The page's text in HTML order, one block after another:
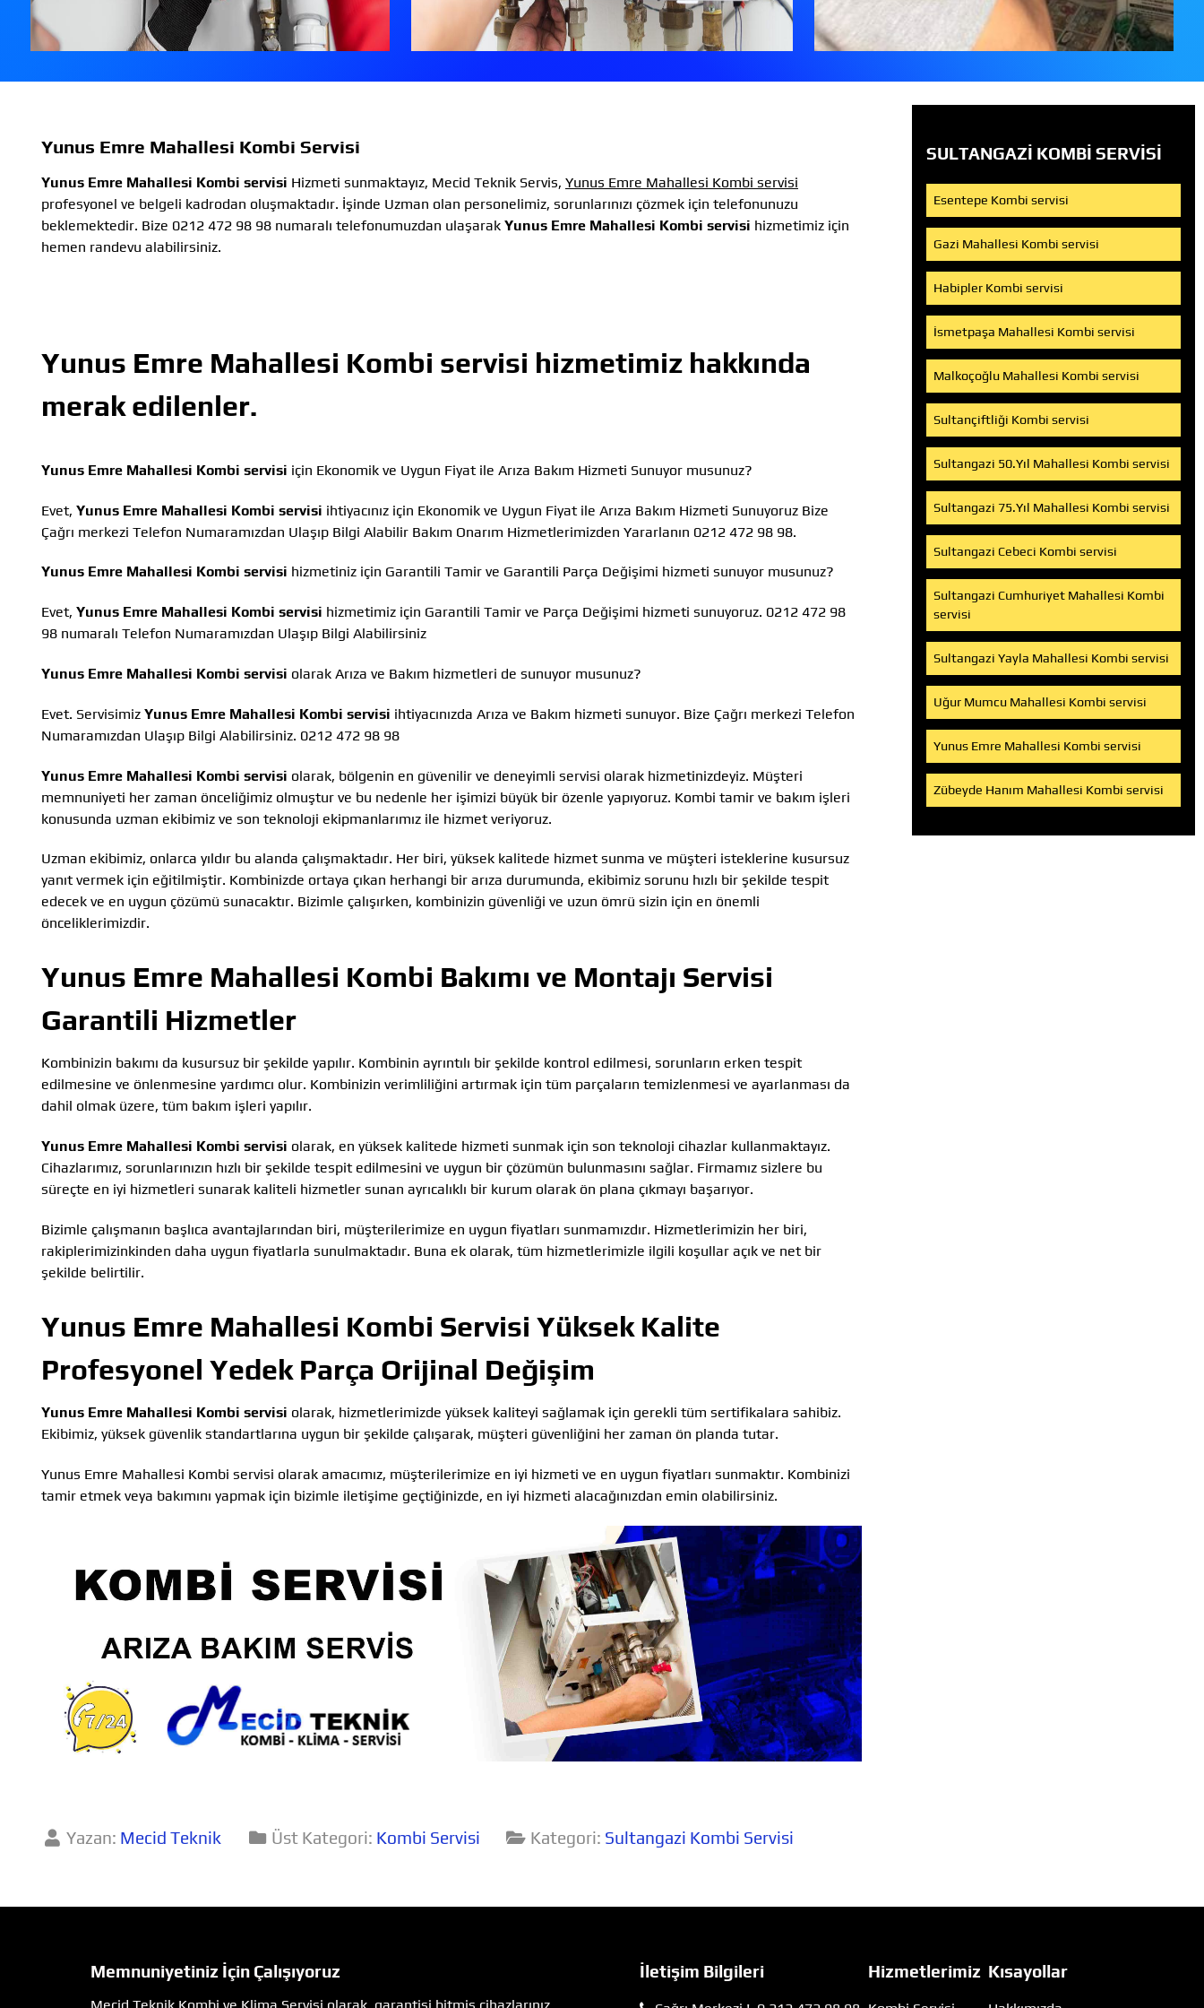
Yunus Emre Mahallesi Kombi Servisi
Yunus Emre Mahallesi Kombi servisi Hizmeti sunmaktayız, Mecid Teknik Servis, Yunus Emre Mahallesi Kombi servisi
profesyonel ve belgeli kadrodan oluşmaktadır. İşinde Uzman olan personelimiz, sorunlarınızı çözmek için telefonunuzu
beklemektedir. Bize 0212 472 98 98 numaralı telefonumuzdan ulaşarak Yunus Emre Mahallesi Kombi servisi hizmetimiz için
hemen randevu alabilirsiniz.
Yunus Emre Mahallesi Kombi servisi hizmetimiz hakkında
merak edilenler.
Yunus Emre Mahallesi Kombi servisi için Ekonomik ve Uygun Fiyat ile Arıza Bakım Hizmeti Sunuyor musunuz?
Evet, Yunus Emre Mahallesi Kombi servisi ihtiyacınız için Ekonomik ve Uygun Fiyat ile Arıza Bakım Hizmeti Sunuyoruz Bize
Çağrı merkezi Telefon Numaramızdan Ulaşıp Bilgi Alabilir Bakım Onarım Hizmetlerimizden Yararlanın 0212 472 98 98.
Yunus Emre Mahallesi Kombi servisi hizmetiniz için Garantili Tamir ve Garantili Parça Değişimi hizmeti sunuyor musunuz?
Evet, Yunus Emre Mahallesi Kombi servisi hizmetimiz için Garantili Tamir ve Parça Değişimi hizmeti sunuyoruz. 0212 472 98
98 numaralı Telefon Numaramızdan Ulaşıp Bilgi Alabilirsiniz
Yunus Emre Mahallesi Kombi servisi olarak Arıza ve Bakım hizmetleri de sunuyor musunuz?
Evet. Servisimiz Yunus Emre Mahallesi Kombi servisi ihtiyacınızda Arıza ve Bakım hizmeti sunuyor. Bize Çağrı merkezi Telefon
Numaramızdan Ulaşıp Bilgi Alabilirsiniz. 0212 472 98 98
Yunus Emre Mahallesi Kombi servisi olarak, bölgenin en güvenilir ve deneyimli servisi olarak hizmetinizdeyiz. Müşteri
memnuniyeti her zaman önceliğimiz olmuştur ve bu nedenle her işimizi büyük bir özenle yapıyoruz. Kombi tamir ve bakım işleri
konusunda uzman ekibimiz ve son teknoloji ekipmanlarımız ile hizmet veriyoruz.
Uzman ekibimiz, onlarca yıldır bu alanda çalışmaktadır. Her biri, yüksek kalitede hizmet sunma ve müşteri isteklerine kusursuz
yanıt vermek için eğitilmiştir. Kombinizde ortaya çıkan herhangi bir arıza durumunda, ekibimiz sorunu hızlı bir şekilde tespit
edecek ve en uygun çözümü sunacaktır. Bizimle çalışırken, kombinizin güvenliği ve uzun ömrü sizin için en önemli
önceliklerimizdir.
Yunus Emre Mahallesi Kombi Bakımı ve Montajı Servisi
Garantili Hizmetler
Kombinizin bakımı da kusursuz bir şekilde yapılır. Kombinin ayrıntılı bir şekilde kontrol edilmesi, sorunların erken tespit
edilmesine ve önlenmesine yardımcı olur. Kombinizin verimliliğini artırmak için tüm parçaların temizlenmesi ve ayarlanması da
dahil olmak üzere, tüm bakım işleri yapılır.
Yunus Emre Mahallesi Kombi servisi olarak, en yüksek kalitede hizmeti sunmak için son teknoloji cihazlar kullanmaktayız.
Cihazlarımız, sorunlarınızın hızlı bir şekilde tespit edilmesini ve uygun bir çözümün bulunmasını sağlar. Firmamız sizlere bu
süreçte en iyi hizmetleri sunarak kaliteli hizmetler sunan ayrıcalıklı bir kurum olarak ön plana çıkmayı başarıyor.
Bizimle çalışmanın başlıca avantajlarından biri, müşterilerimize en uygun fiyatları sunmamızdır. Hizmetlerimizin her biri,
rakiplerimizinkinden daha uygun fiyatlarla sunulmaktadır. Buna ek olarak, tüm hizmetlerimizle ilgili koşullar açık ve net bir
şekilde belirtilir.
Yunus Emre Mahallesi Kombi Servisi Yüksek Kalite
Profesyonel Yedek Parça Orijinal Değişim
Yunus Emre Mahallesi Kombi servisi olarak, hizmetlerimizde yüksek kaliteyi sağlamak için gerekli tüm sertifikalara sahibiz.
Ekibimiz, yüksek güvenlik standartlarına uygun bir şekilde çalışarak, müşteri güvenliğini her zaman ön planda tutar.
Yunus Emre Mahallesi Kombi servisi olarak amacımız, müşterilerimize en iyi hizmeti ve en uygun fiyatları sunmaktır. Kombinizi
tamir etmek veya bakımını yapmak için bizimle iletişime geçtiğinizde, en iyi hizmeti alacağınızdan emin olabilirsiniz.
Yazan: Mecid Teknik Üst Kategori: Kombi Servisi Kategori: Sultangazi Kombi Servisi
SULTANGAZI KOMBI SERVISI
Esentepe Kombi servisi
Gazi Mahallesi Kombi servisi
Habipler Kombi servisi
İsmetpaşa Mahallesi Kombi servisi
Malkoçoğlu Mahallesi Kombi servisi
Sultançiftliği Kombi servisi
Sultangazi 50.Yıl Mahallesi Kombi servisi
Sultangazi 75.Yıl Mahallesi Kombi servisi
Sultangazi Cebeci Kombi servisi
Sultangazi Cumhuriyet Mahallesi Kombi
servisi
Sultangazi Yayla Mahallesi Kombi servisi
Uğur Mumcu Mahallesi Kombi servisi
Yunus Emre Mahallesi Kombi servisi
Zübeyde Hanım Mahallesi Kombi servisi
Memnuniyetiniz İçin Çalışıyoruz İletişim Bilgileri Hizmetlerimiz Kısayollar